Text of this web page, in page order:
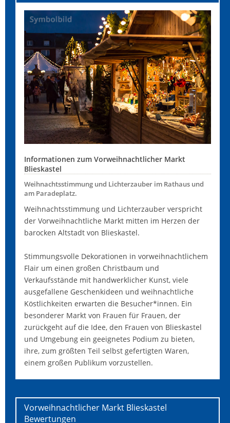
Informationen zum Vorweihnachtlicher Markt
Blieskastel
Weihnachtsstimmung und Lichterzauber im Rathaus und
am Paradeplatz.
Weihnachtsstimmung und Lichterzauber verspricht
der Vorweihnachtliche Markt mitten im Herzen der
barocken Altstadt von Blieskastel.
Stimmungsvolle Dekorationen in vorweihnachtlichem
Flair um einen großen Christbaum und
Verkaufsstände mit handwerklicher Kunst, viele
ausgefallene Geschenkideen und weihnachtliche
Köstlichkeiten erwarten die Besucher*innen. Ein
besonderer Markt von Frauen für Frauen, der
zurückgeht auf die Idee, den Frauen von Blieskastel
und Umgebung ein geeignetes Podium zu bieten,
ihre, zum größten Teil selbst gefertigten Waren,
einem großen Publikum vorzustellen.
Vorweihnachtlicher Markt Blieskastel
Bewertungen